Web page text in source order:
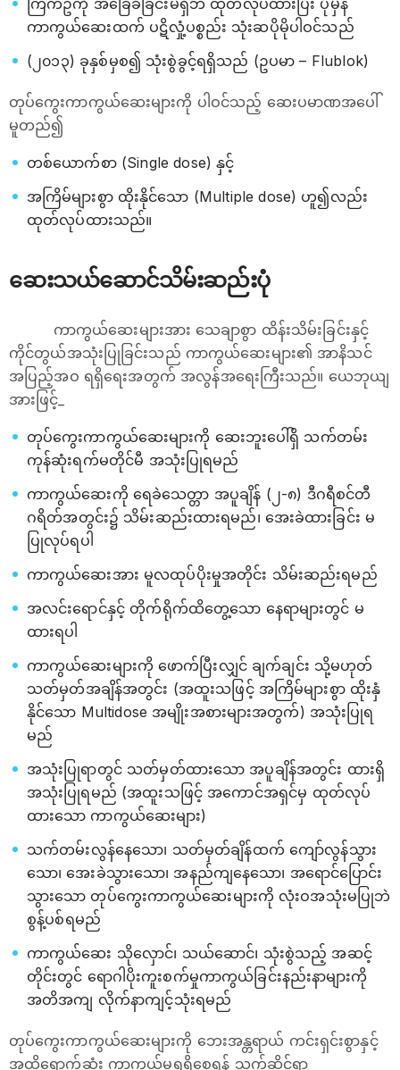
ကြက်ဥကို အခြေခံခြင်းမရှိဘဲ ထုတ်လုပ်ထားပြီး ပုံမှန်
ကာကွယ်ဆေးထက် ပဋိလှုံ့ပစ္စည်း သုံးဆပိုမိုပါဝင်သည်
(၂၀၁၃) ခုနှစ်မှစ၍ သုံးစွဲခွင့်ရရှိသည် (ဥပမာ – Flublok)
တုပ်ကွေးကာကွယ်ဆေးများကို ပါဝင်သည့် ဆေးပမာဏအပေါ်
မူတည်၍
တစ်ယောက်စာ (Single dose) နှင့်
အကြိမ်များစွာ ထိုးနိုင်သော (Multiple dose) ဟူ၍လည်း
ထုတ်လုပ်ထားသည်။
ဆေးသယ်ဆောင်သိမ်းဆည်းပုံ
ကာကွယ်ဆေးများအား သေချာစွာ ထိန်းသိမ်းခြင်းနှင့်
ကိုင်တွယ်အသုံးပြုခြင်းသည် ကာကွယ်ဆေးများ၏ အာနိသင်
အပြည့်အဝ ရရှိရေးအတွက် အလွန်အရေးကြီးသည်။ ယေဘုယျ
အားဖြင့်_
တုပ်ကွေးကာကွယ်ဆေးများကို ဆေးဘူးပေါ်ရှိ သက်တမ်း
ကုန်ဆုံးရက်မတိုင်မီ အသုံးပြုရမည်
ကာကွယ်ဆေးကို ရေခဲသေတ္တာ အပူချိန် (၂-၈) ဒီဂရီစင်တီ
ဂရိတ်အတွင်း၌ သိမ်းဆည်းထားရမည်၊ အေးခဲထားခြင်း မ
ပြုလုပ်ရပါ
ကာကွယ်ဆေးအား မူလထုပ်ပိုးမှုအတိုင်း သိမ်းဆည်းရမည်
အလင်းရောင်နှင့် တိုက်ရိုက်ထိတွေ့သော နေရာများတွင် မ
ထားရပါ
ကာကွယ်ဆေးများကို ဖောက်ပြီးလျှင် ချက်ချင်း သို့မဟုတ်
သတ်မှတ်အချိန်အတွင်း (အထူးသဖြင့် အကြိမ်များစွာ ထိုးနှံ
နိုင်သော Multidose အမျိုးအစားများအတွက်) အသုံးပြုရ
မည်
အသုံးပြုရာတွင် သတ်မှတ်ထားသော အပူချိန်အတွင်း ထားရှိ
အသုံးပြုရမည် (အထူးသဖြင့် အကောင်အရှင်မှ ထုတ်လုပ်
ထားသော ကာကွယ်ဆေးများ)
သက်တမ်းလွန်နေသော၊ သတ်မှတ်ချိန်ထက် ကျော်လွန်သွား
သော၊ အေးခဲသွားသော၊ အနည်ကျနေသော၊ အရောင်ပြောင်း
သွားသော တုပ်ကွေးကာကွယ်ဆေးများကို လုံးဝအသုံးမပြုဘဲ
စွန့်ပစ်ရမည်
ကာကွယ်ဆေး သိုလှောင်၊ သယ်ဆောင်၊ သုံးစွဲသည့် အဆင့်
တိုင်းတွင် ရောဂါပိုးကူးစက်မှုကာကွယ်ခြင်းနည်းနာများကို
အတိအကျ လိုက်နာကျင့်သုံးရမည်
တုပ်ကွေးကာကွယ်ဆေးများကို ဘေးအန္တရာယ် ကင်းရှင်းစွာနှင့်
အထိရောက်ဆုံး ကာကွယ်မှုရရှိစေရန် သက်ဆိုင်ရာ